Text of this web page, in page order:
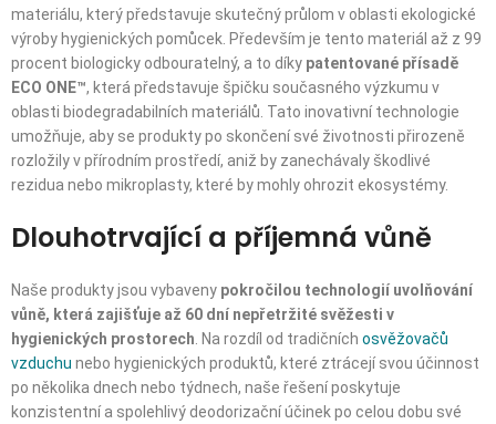
materiálu, který představuje skutečný průlom v oblasti ekologické
výroby hygienických pomůcek. Především je tento materiál až z 99
procent biologicky odbouratelný, a to díky patentované přísadě
ECO ONE™, která představuje špičku současného výzkumu v
oblasti biodegradabilních materiálů. Tato inovativní technologie
umožňuje, aby se produkty po skončení své životnosti přirozeně
rozložily v přírodním prostředí, aniž by zanechávaly škodlivé
rezidua nebo mikroplasty, které by mohly ohrozit ekosystémy.
Dlouhotrvající a příjemná vůně
Naše produkty jsou vybaveny pokročilou technologií uvolňování
vůně, která zajišťuje až 60 dní nepřetržité svěžesti v
hygienických prostorech . Na rozdíl od tradičních osvěžovačů
vzduchu nebo hygienických produktů, které ztrácejí svou účinnost
po několika dnech nebo týdnech, naše řešení poskytuje
konzistentní a spolehlivý deodorizační účinek po celou dobu své